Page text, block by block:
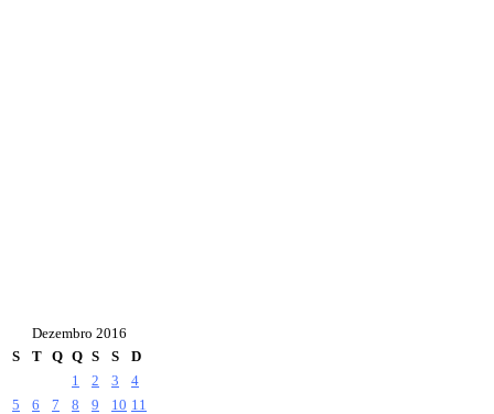
Dezembro 2016
S
T Q Q S S
D
1
2 3
4
5
6 7 8 9 10 11